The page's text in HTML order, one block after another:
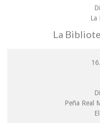
La
La
Peña Real